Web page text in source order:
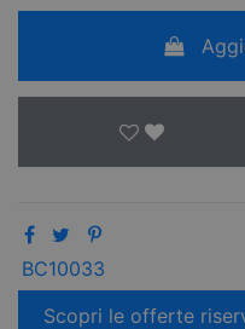
BC10033
Scopri le offerte